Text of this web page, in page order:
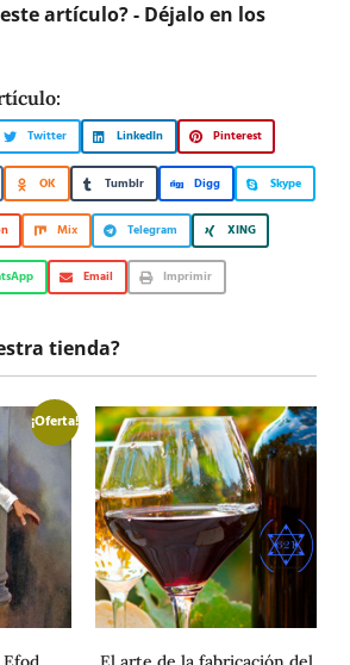
artículo? - Déjalo en los
Twitter LinkedIn Pinterest
OK Tumblr Digg Skype
Mix Telegram XING
Email Imprimir
tienda?
¡Oferta!